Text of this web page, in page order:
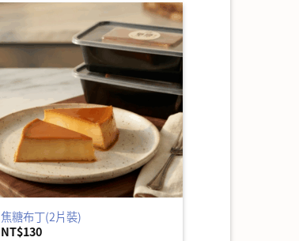
焦糖布丁(2片裝)
NT$130